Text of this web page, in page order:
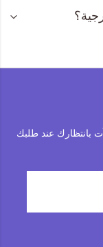
بانتظارك عند طلبك